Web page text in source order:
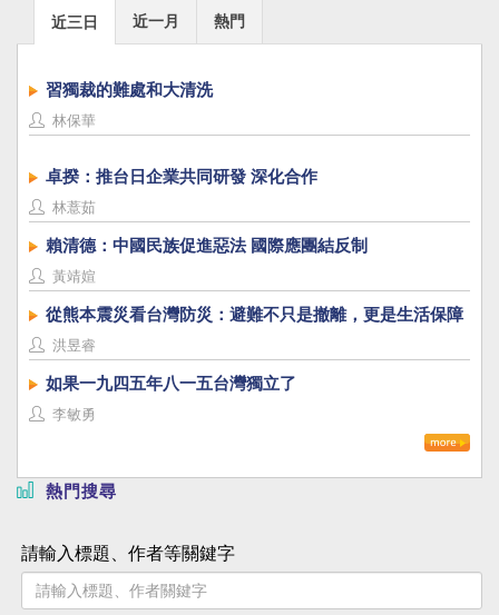
近三日 近一月 熱門
習獨裁的難處和大清洗
林保華
卓揆：推台日企業共同研發 深化合作
林薏茹
賴清德：中國民族促進惡法 國際應團結反制
黃靖媗
從熊本震災看台灣防災：避難不只是撤離，更是生活保障
洪昱睿
如果一九四五年八一五台灣獨立了
李敏勇
熱門搜尋
請輸入標題、作者等關鍵字